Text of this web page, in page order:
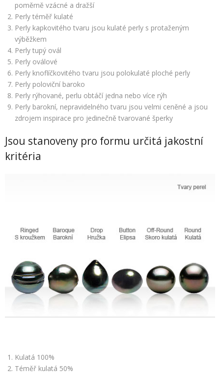
poměrně vzácné a dražší
Perly téměř kulaté
Perly kapkovitého tvaru jsou kulaté perly s protaženým
výběžkem
Perly tupý ovál
Perly oválové
Perly knoflíčkovitého tvaru jsou polokulaté ploché perly
Perly poloviční baroko
Perly rýhované, perlu obtáčí jedna nebo více rýh
Perly barokní, nepravidelného tvaru jsou velmi ceněné a jsou
zdrojem inspirace pro jedinečně tvarované šperky
Jsou stanoveny pro formu určitá jakostní
kritéria
Kulatá 100%
Téměř kulatá 50%